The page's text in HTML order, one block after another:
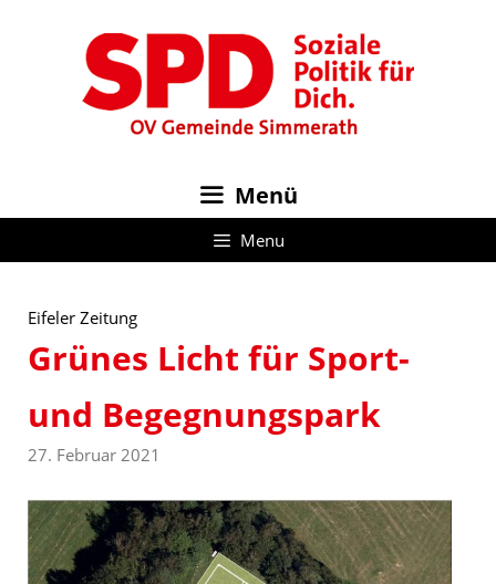
Menü
Menu
Eifeler Zeitung
Grünes Licht für Sport-
und Begegnungspark
27. Februar 2021